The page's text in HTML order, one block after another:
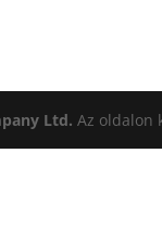
Ltd.Az oldalon